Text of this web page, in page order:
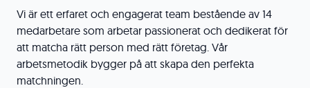
Vi är ett erfaret och engagerat team bestående av 14
medarbetare som arbetar passionerat och dedikerat för
att matcha rätt person med rätt företag. Vår
arbetsmetodik bygger på att skapa den perfekta
matchningen.